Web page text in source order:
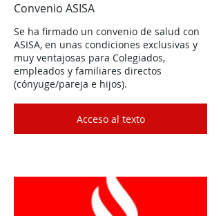
Convenio ASISA
Se ha firmado un convenio de salud con
ASISA, en unas condiciones exclusivas y
muy ventajosas para Colegiados,
empleados y familiares directos
(cónyuge/pareja e hijos).
Acceso al texto